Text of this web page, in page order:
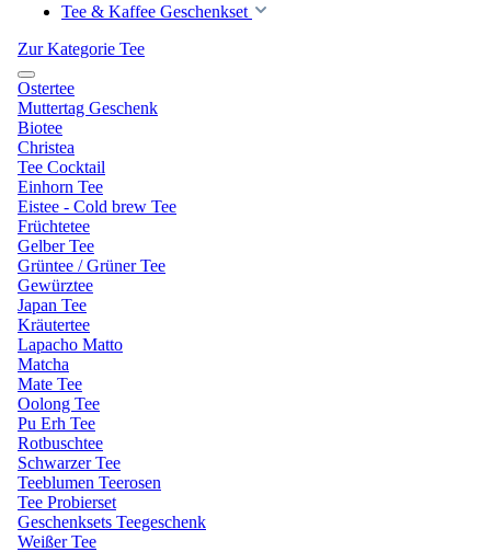
Tee & Kaffee Geschenkset
Zur Kategorie Tee
Ostertee
Muttertag Geschenk
Biotee
Christea
Tee Cocktail
Einhorn Tee
Eistee - Cold brew Tee
Früchtetee
Gelber Tee
Grüntee / Grüner Tee
Gewürztee
Japan Tee
Kräutertee
Lapacho Matto
Matcha
Mate Tee
Oolong Tee
Pu Erh Tee
Rotbuschtee
Schwarzer Tee
Teeblumen Teerosen
Tee Probierset
Geschenksets Teegeschenk
Weißer Tee